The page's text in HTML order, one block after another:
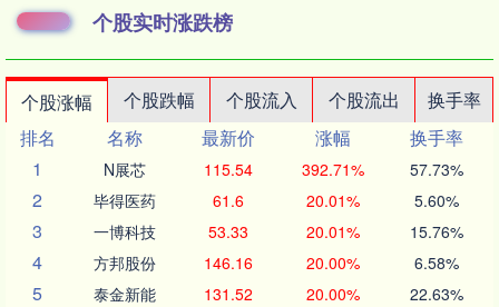
个股实时涨跌榜
个股涨幅 个股跌幅 个股流入 个股流出
换手率
排名
名称 最新价 涨幅
换手率
1
N展芯 115.54 392.71% 57.73%
2 毕得医药 61.6 20.01% 5.60%
3 一博科技 53.33 20.01% 15.76%
4 方邦股份 146.16 20.00% 6.58%
5 泰金新能 131.52 20.00% 22.63%